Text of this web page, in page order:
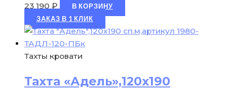
23 190 ₽
В КОРЗИНУ
ЗАКАЗ В 1 КЛИК
Тахты кровати
Тахта «Адель»,120х190